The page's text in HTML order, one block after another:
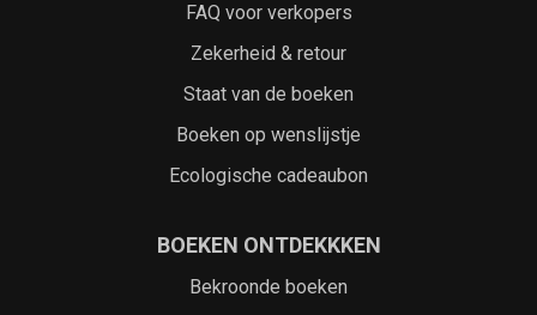
FAQ voor verkopers
Zekerheid & retour
Staat van de boeken
Boeken op wenslijstje
Ecologische cadeaubon
BOEKEN ONTDEKKKEN
Bekroonde boeken